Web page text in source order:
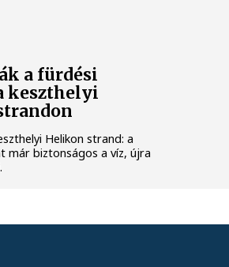
a fürdési
keszthelyi
Helikon strand: a
már biztonságos a víz, újra